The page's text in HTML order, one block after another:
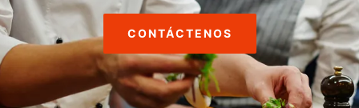
CONTÁCTENOS